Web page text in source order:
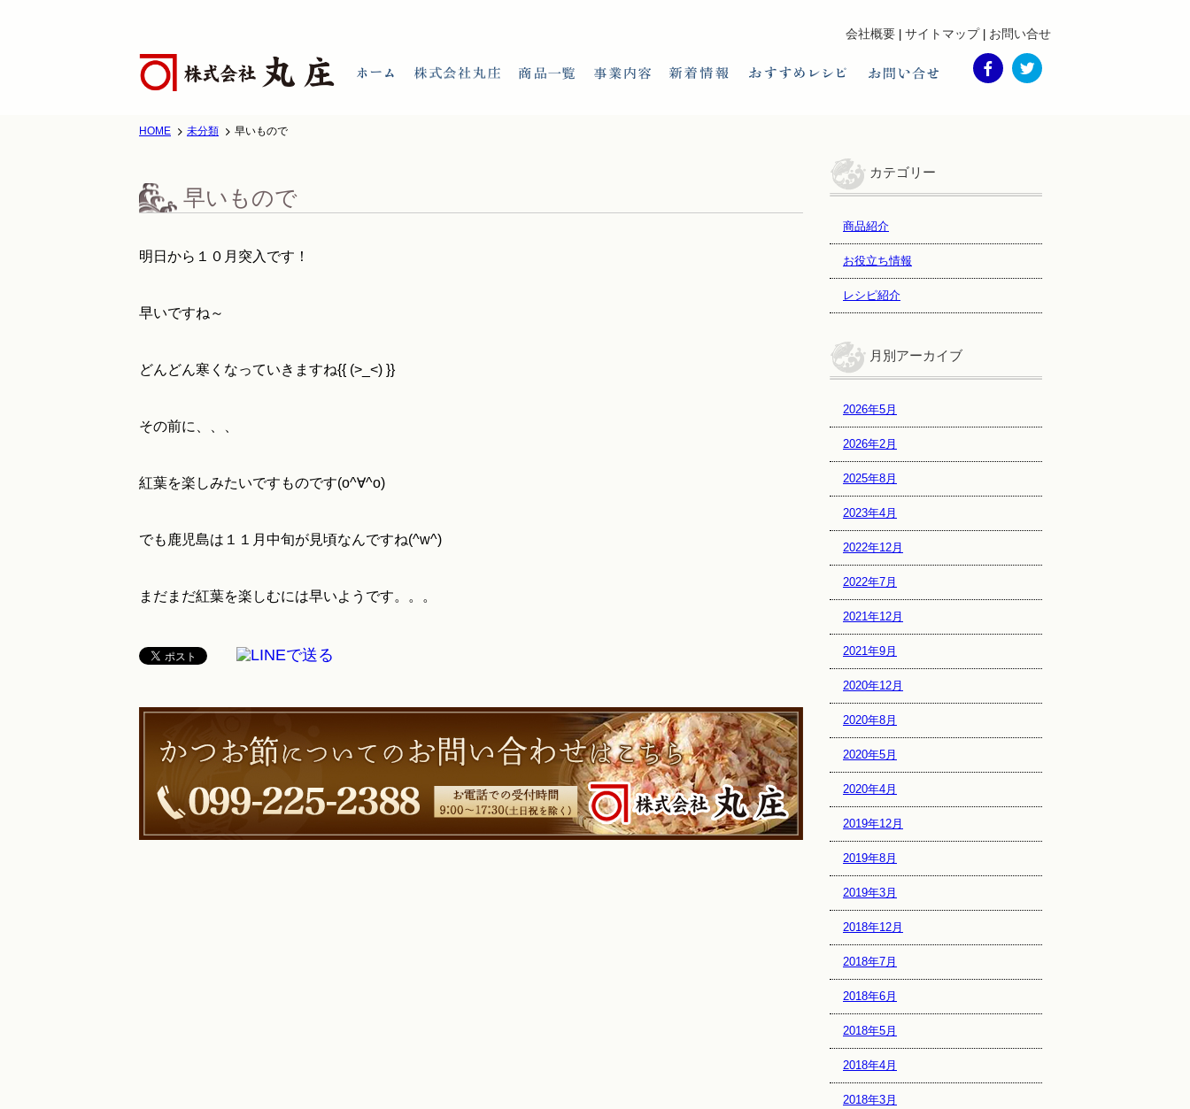
facebooktwitter
会社概要 サイトマップ お問い合せ
HOME 未分類 早いもので
早いもので
明日から１０月突入です！
早いですね～
どんどん寒くなっていきますね{{ (>_<) }}
その前に、、、
紅葉を楽しみたいですものです(o^∀^o)
でも鹿児島は１１月中旬が見頃なんですね(^w^)
まだまだ紅葉を楽しむには早いようです。。。
カテゴリー
商品紹介
お役立ち情報
レシピ紹介
月別アーカイブ
2026年5月
2026年2月
2025年8月
2023年4月
2022年12月
2022年7月
2021年12月
2021年9月
2020年12月
2020年8月
2020年5月
2020年4月
2019年12月
2019年8月
2019年3月
2018年12月
2018年7月
2018年6月
2018年5月
2018年4月
2018年3月